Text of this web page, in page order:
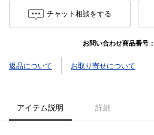
チャット相談をする
お問い合わせ商品番号：
返品について お取り寄せについて
アイテム説明 詳細